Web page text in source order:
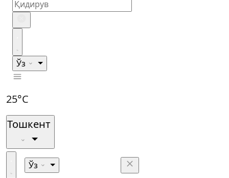
Ўз
25°C
Тошкент
Ўз